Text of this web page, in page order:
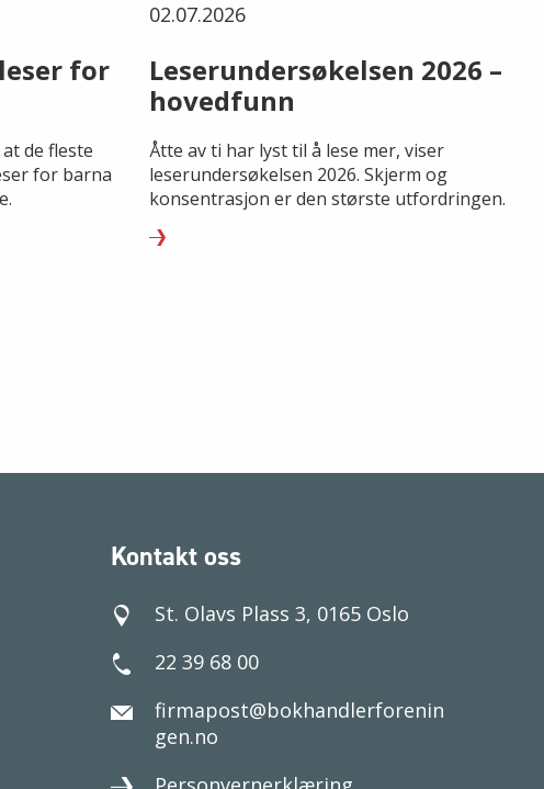
for
de fleste
for barna
02.07.2026
Leserundersøkelsen 2026 –
hovedfunn
Åtte av ti har lyst til å lese mer, viser
leserundersøkelsen 2026. Skjerm og
konsentrasjon er den største utfordringen.
Kontakt oss
St. Olavs Plass 3, 0165 Oslo
22 39 68 00
firmapost@bokhandlerforenin
gen.no